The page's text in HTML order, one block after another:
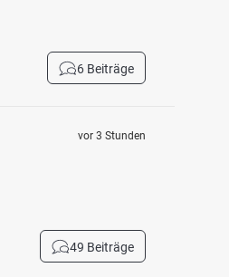
6 Beiträge
vor 3 Stunden
49 Beiträge